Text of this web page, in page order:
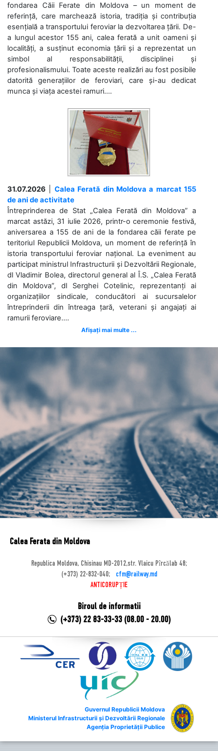
fondarea Căii Ferate din Moldova – un moment de
referință, care marchează istoria, tradiția și contribuția
esențială a transportului feroviar la dezvoltarea țării. De-
a lungul acestor 155 ani, calea ferată a unit oameni și
localități, a susținut economia țării și a reprezentat un
simbol al responsabilității, disciplinei și
profesionalismului. Toate aceste realizări au fost posibile
datorită generațiilor de feroviari, care și-au dedicat
munca și viața acestei ramuri....
31.07.2026
Calea Ferată din Moldova a marcat 155
de ani de activitate
Întreprinderea de Stat „Calea Ferată din Moldova” a
marcat astăzi, 31 iulie 2026, printr-o ceremonie festivă,
aniversarea a 155 de ani de la fondarea căii ferate pe
teritoriul Republicii Moldova, un moment de referință în
istoria transportului feroviar național. La eveniment au
participat ministrul Infrastructurii și Dezvoltării Regionale,
dl Vladimir Bolea, directorul general al Î.S. „Calea Ferată
din Moldova”, dl Serghei Cotelinic, reprezentanți ai
organizațiilor sindicale, conducători ai sucursalelor
întreprinderii din întreaga țară, veterani și angajați ai
ramurii feroviare....
Afișați mai multe ...
Calea Ferata din Moldova
Republica Moldova, Chisinau MD-2012,str. Vlaicu Pîrcălab 48;
(+373) 22-832-040;
cfm@railway.md
ANTICORUPȚIE
Biroul de informatii
(+373) 22 83-33-33 (08.00 - 20.00)
Guvernul Republicii Moldova
Ministerul Infrastructurii și Dezvoltării Regionale
Agenția Proprietății Publice